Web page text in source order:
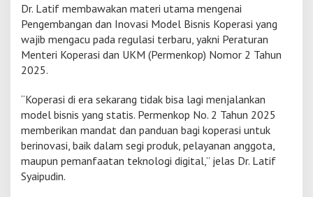
b
e
a
o
e
l
B
i
Dr. Latif membawakan materi utama mengenai
Pengembangan dan Inovasi Model Bisnis Koperasi yang
wajib mengacu pada regulasi terbaru, yakni Peraturan
Menteri Koperasi dan UKM (Permenkop) Nomor 2 Tahun
2025.
“Koperasi di era sekarang tidak bisa lagi menjalankan
model bisnis yang statis. Permenkop No. 2 Tahun 2025
memberikan mandat dan panduan bagi koperasi untuk
berinovasi, baik dalam segi produk, pelayanan anggota,
maupun pemanfaatan teknologi digital,” jelas Dr. Latif
Syaipudin.